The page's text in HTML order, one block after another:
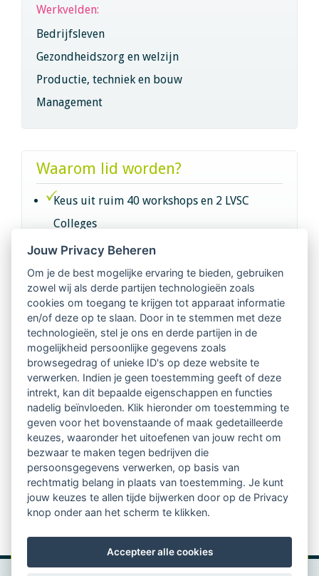
Werkvelden:
Bedrijfsleven
Gezondheidszorg en welzijn
Productie, techniek en bouw
Management
Waarom lid worden?
Keus uit ruim 40 workshops en 2 LVSC
Colleges
Intervisie met geregistreerde vakgenoten
Netwerk van 2100 professionals in 14
regio's
Vindbaar voor opdrachtgevers
Tijdschrift voor
Begeleidingskunde & kennisbank
Beroepsregistratie (LVSC keurmerk)
Lid worden van LVSC
Jouw Privacy Beheren
Om je de best mogelijke ervaring te bieden, gebruiken
zowel wij als derde partijen technologieën zoals
cookies om toegang te krijgen tot apparaat informatie
en/of deze op te slaan. Door in te stemmen met deze
technologieën, stel je ons en derde partijen in de
mogelijkheid persoonlijke gegevens zoals
browsegedrag of unieke ID's op deze website te
verwerken. Indien je geen toestemming geeft of deze
intrekt, kan dit bepaalde eigenschappen en functies
nadelig beïnvloeden. Klik hieronder om toestemming te
geven voor het bovenstaande of maak gedetailleerde
keuzes, waaronder het uitoefenen van jouw recht om
bezwaar te maken tegen bedrijven die
persoonsgegevens verwerken, op basis van
rechtmatig belang in plaats van toestemming. Je kunt
jouw keuzes te allen tijde bijwerken door op de Privacy
knop onder aan het scherm te klikken.
Accepteer alle cookies